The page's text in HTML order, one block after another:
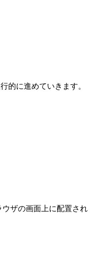
的に進めていきます。
ザの画面上に配置され